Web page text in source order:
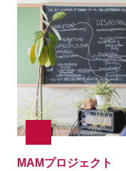
MAMプロジェクト